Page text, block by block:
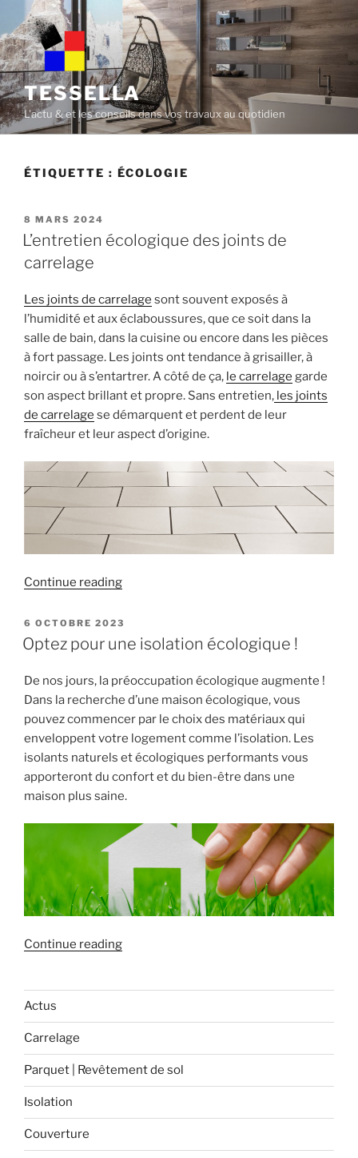
content
TESSELLA
L'actu & et les conseils dans vos travaux au quotidien
ÉTIQUETTE : ÉCOLOGIE
POSTED
ON
8 MARS 2024
L’entretien écologique des joints de
carrelage
Les joints de carrelage sont souvent exposés à
l’humidité et aux éclaboussures, que ce soit dans la
salle de bain, dans la cuisine ou encore dans les pièces
à fort passage. Les joints ont tendance à grisailler, à
noircir ou à s’entartrer. A côté de ça, le carrelage garde
son aspect brillant et propre. Sans entretien, les joints
de carrelage se démarquent et perdent de leur
fraîcheur et leur aspect d’origine.
Continue reading« L’entretien
des
joints
carrelage »
POSTED
ON
6 OCTOBRE 2023
Optez pour une isolation écologique !
De nos jours, la préoccupation écologique augmente !
Dans la recherche d’une maison écologique, vous
pouvez commencer par le choix des matériaux qui
enveloppent votre logement comme l’isolation. Les
isolants naturels et écologiques performants vous
apporteront du confort et du bien-être dans une
maison plus saine.
Continue reading« Optez
écologique ! »
Actus
Carrelage
Parquet | Revêtement de sol
Isolation
Couverture